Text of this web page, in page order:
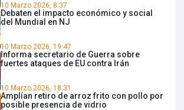
10 Marzo 2026, 8:37
Debaten el impacto económico y social
del Mundial en NJ
10 Marzo 2026, 19:47
Informa secretario de Guerra sobre
fuertes ataques de EU contra Irán
10 Marzo 2026, 18:31
Amplían retiro de arroz frito con pollo por
posible presencia de vidrio